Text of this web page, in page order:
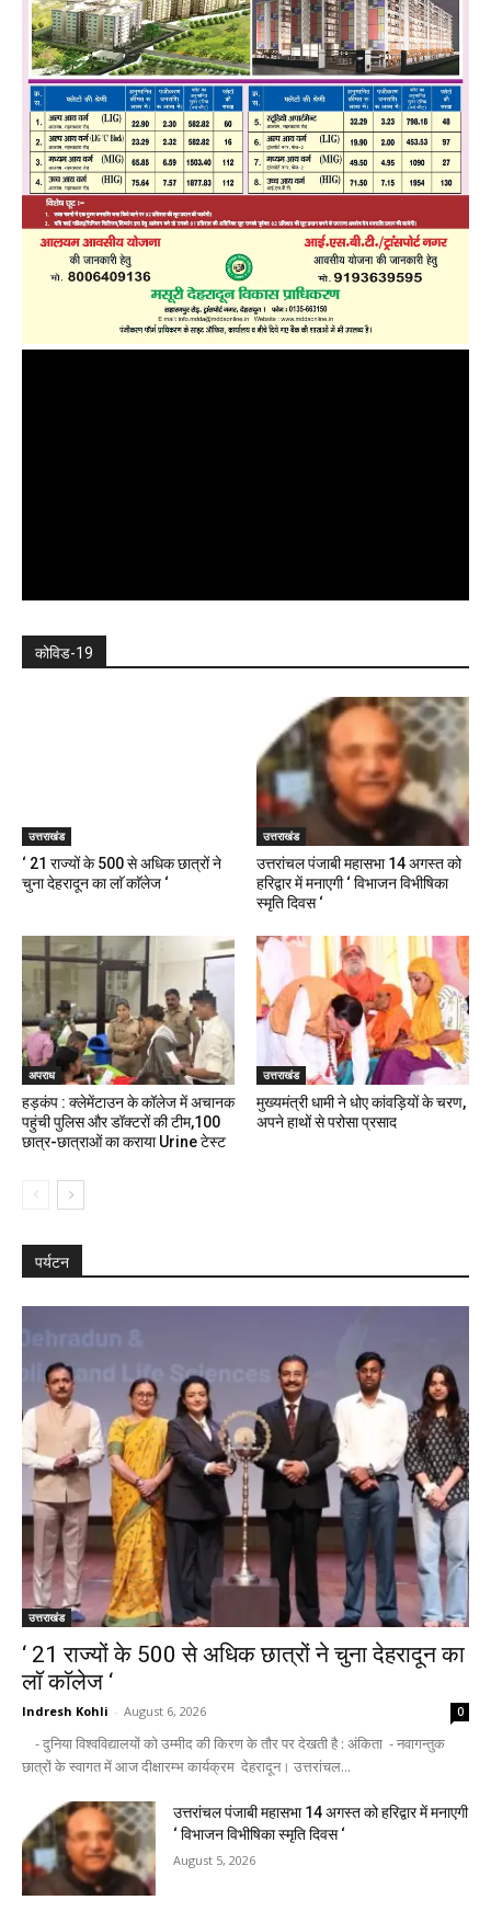
कोविड-19
उत्तराखंड
‘ 21 राज्यों के 500 से अधिक छात्रों ने
चुना देहरादून का लाॅ काॅलेज ‘
उत्तराखंड
उत्तरांचल पंजाबी महासभा 14 अगस्त को
हरिद्वार में मनाएगी ‘ विभाजन विभीषिका
स्मृति दिवस ‘
अपराध
हड़कंप : क्लेमेंटाउन के कॉलेज में अचानक
पहुंची पुलिस और डॉक्टरों की टीम,100
छात्र-छात्राओं का कराया Urine टेस्ट
उत्तराखंड
मुख्यमंत्री धामी ने धोए कांवड़ियों के चरण,
अपने हाथों से परोसा प्रसाद
पर्यटन
उत्तराखंड
‘ 21 राज्यों के 500 से अधिक छात्रों ने चुना देहरादून का
लाॅ काॅलेज ‘
Indresh Kohli - August 6, 2026 0
- दुनिया विश्वविद्यालयों को उम्मीद की किरण के तौर पर देखती है : अंकिता - नवागन्तुक
छात्रों के स्वागत में आज दीक्षारम्भ कार्यक्रम देहरादून। उत्तरांचल...
उत्तरांचल पंजाबी महासभा 14 अगस्त को हरिद्वार में मनाएगी
‘ विभाजन विभीषिका स्मृति दिवस ‘
August 5, 2026